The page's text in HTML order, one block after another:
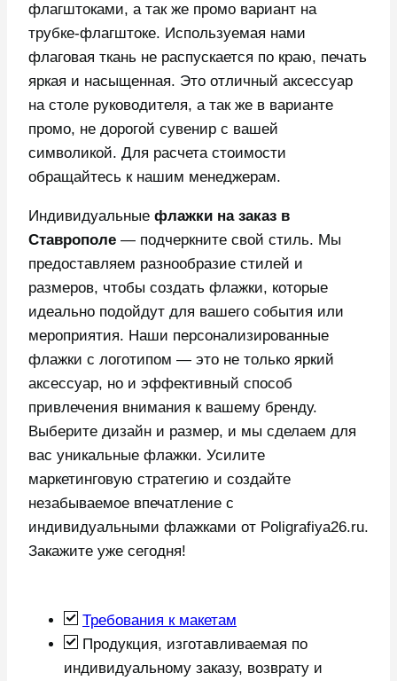
флагштоками, а так же промо вариант на
трубке-флагштоке. Используемая нами
флаговая ткань не распускается по краю, печать
яркая и насыщенная. Это отличный аксессуар
на столе руководителя, а так же в варианте
промо, не дорогой сувенир с вашей
символикой. Для расчета стоимости
обращайтесь к нашим менеджерам.
Индивидуальные флажки на заказ в
Ставрополе — подчеркните свой стиль. Мы
предоставляем разнообразие стилей и
размеров, чтобы создать флажки, которые
идеально подойдут для вашего события или
мероприятия. Наши персонализированные
флажки с логотипом — это не только яркий
аксессуар, но и эффективный способ
привлечения внимания к вашему бренду.
Выберите дизайн и размер, и мы сделаем для
вас уникальные флажки. Усилите
маркетинговую стратегию и создайте
незабываемое впечатление с
индивидуальными флажками от Poligrafiya26.ru.
Закажите уже сегодня!
Требования к макетам
Продукция, изготавливаемая по
индивидуальному заказу, возврату и